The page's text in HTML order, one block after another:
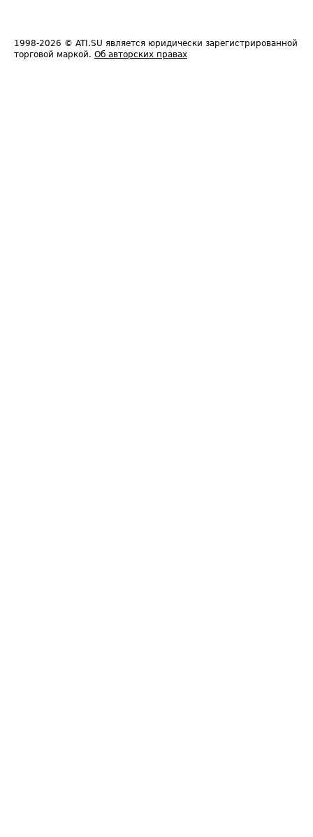
1998-2026 © ATI.SU является юридически зарегистрированной
торговой маркой. Об авторских правах